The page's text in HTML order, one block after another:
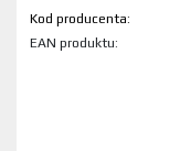
Kod produktu:
EAN produktu: